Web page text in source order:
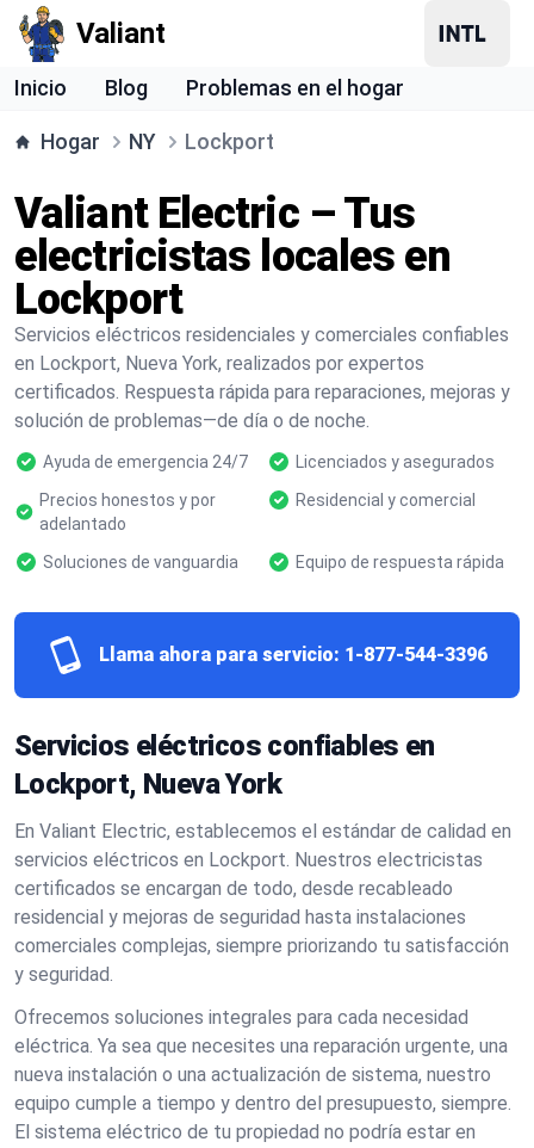
Valiant
Inicio Blog Problemas en el hogar
Hogar NY Lockport
Valiant Electric – Tus
electricistas locales en
Lockport
Servicios eléctricos residenciales y comerciales confiables
en Lockport, Nueva York, realizados por expertos
certificados. Respuesta rápida para reparaciones, mejoras y
solución de problemas—de día o de noche.
Ayuda de emergencia 24/7
Licenciados y asegurados
Precios honestos y por
adelantado
Residencial y comercial
Soluciones de vanguardia Equipo de respuesta rápida
Llama ahora para servicio: 1-877-544-3396
Servicios eléctricos confiables en
Lockport, Nueva York
En Valiant Electric, establecemos el estándar de calidad en
servicios eléctricos en Lockport. Nuestros electricistas
certificados se encargan de todo, desde recableado
residencial y mejoras de seguridad hasta instalaciones
comerciales complejas, siempre priorizando tu satisfacción
y seguridad.
Ofrecemos soluciones integrales para cada necesidad
eléctrica. Ya sea que necesites una reparación urgente, una
nueva instalación o una actualización de sistema, nuestro
equipo cumple a tiempo y dentro del presupuesto, siempre.
El sistema eléctrico de tu propiedad no podría estar en